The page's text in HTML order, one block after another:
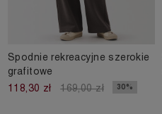
Spodnie rekreacyjne szerokie
grafitowe
118,30 zł
169,00 zł 30%